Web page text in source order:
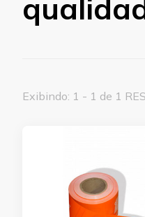
Exibindo: 1 - 1 de 1